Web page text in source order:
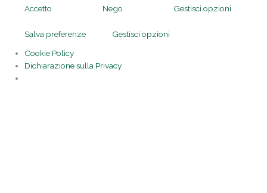
Accetto Nego Gestisci opzioni
Salva preferenze
Gestisci opzioni
Cookie Policy
Dichiarazione sulla Privacy